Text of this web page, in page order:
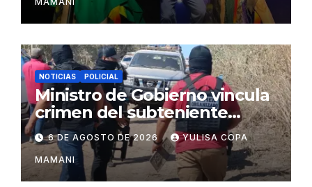
NOTICIAS POLICIAL
Ministro de Gobierno vincula
crimen del subteniente
Salazar con la red de
Sebastián Marset
6 DE AGOSTO DE 2026 YULISA COPA
MAMANI